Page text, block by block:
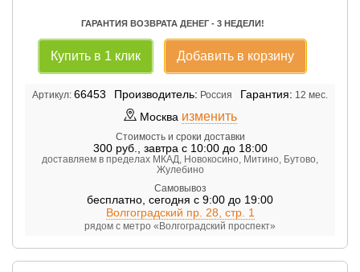
ГАРАНТИЯ ВОЗВРАТА ДЕНЕГ - 3 НЕДЕЛИ!
Купить в 1 клик Добавить в корзину
Артикул: 66453 Производитель: Россия Гарантия: 12 мес.
Москва изменить
Стоимость и сроки доставки
300руб. завтра с 10:00 до 18:00
доставляем в пределах МКАД, Новокосино, Митино, Бутово,
Жулебино
Самовывоз
бесплатно сегодня с 9:00 до 19:00
Волгоградский пр. 28, стр. 1
рядом с метро «Волгоградский проспект»